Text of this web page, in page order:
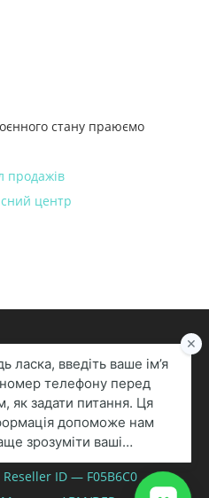
стану праюємо
продажів
центр
– 2024 iLand.
та торгівельні марки є
власників. Apple, iPhone,
торгівельними марками
у U.S. та інших
Reseller ID — F05B6C0